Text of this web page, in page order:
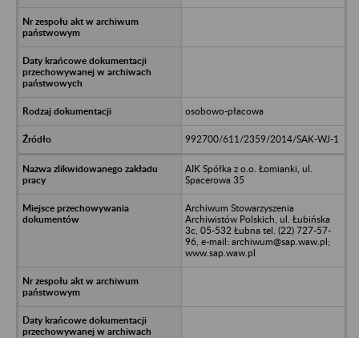
osobowo-płacowa
992700/611/2359/2014/SAK-WJ-1
AIK Spółka z o.o. Łomianki, ul.
Spacerowa 35
Archiwum Stowarzyszenia
Archiwistów Polskich, ul. Łubińska
3c, 05-532 Łubna tel. (22) 727-57-
96, e-mail: archiwum@sap.waw.pl;
www.sap.waw.pl